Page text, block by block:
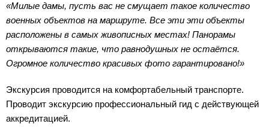
«Милые дамы, пусть вас не смущает такое количество
военных объектов на маршруте. Все эти эти объекты
расположены в самых живописных местах! Панорамы
открываются такие, что равнодушных не остаётся.
Огромное количество красивых фото гарантировано!»
Экскурсия проводится на комфортабельный транспорте.
Проводит экскурсию профессиональный гид с действующей
аккредитацией.